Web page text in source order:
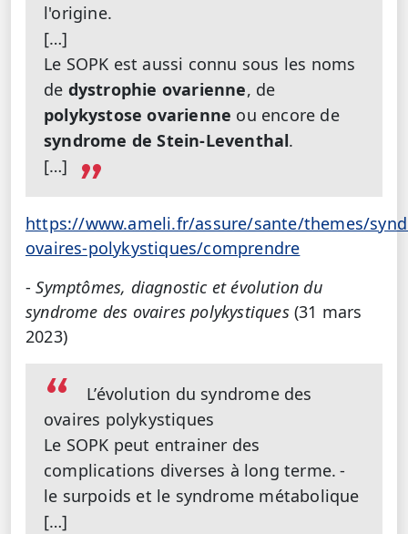
l'origine.
[…]
Le SOPK est aussi connu sous les noms
de dystrophie ovarienne, de
polykystose ovarienne ou encore de
syndrome de Stein-Leventhal.
[…]
https://www.ameli.fr/assure/sante/themes/
ovaires-polykystiques/comprendre
-Symptômes, diagnostic et évolution du
syndrome des ovaires polykystiques(31 mars
2023)
L’évolution du syndrome des
ovaires polykystiques
Le SOPK peut entrainer des
complications diverses à long terme. -
le surpoids et le syndrome métabolique
[…]